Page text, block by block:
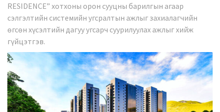
RESIDENCE” хотхоны орон сууцны барилгын агаар
сэлгэлтийн системийн угсралтын ажлыг захиалагчийн
өгсөн хүсэлтийн дагуу угсарч суурилуулах ажлыг хийж
гүйцэтгэв.